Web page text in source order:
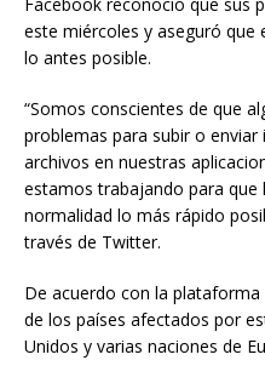
este miércoles y aseguró
lo antes posible.
“Somos conscientes de que
problemas para subir o
archivos en nuestras
estamos trabajando para que
normalidad lo más rápido
través de Twitter.
De acuerdo con la
de los países afectados por
Unidos y varias naciones de